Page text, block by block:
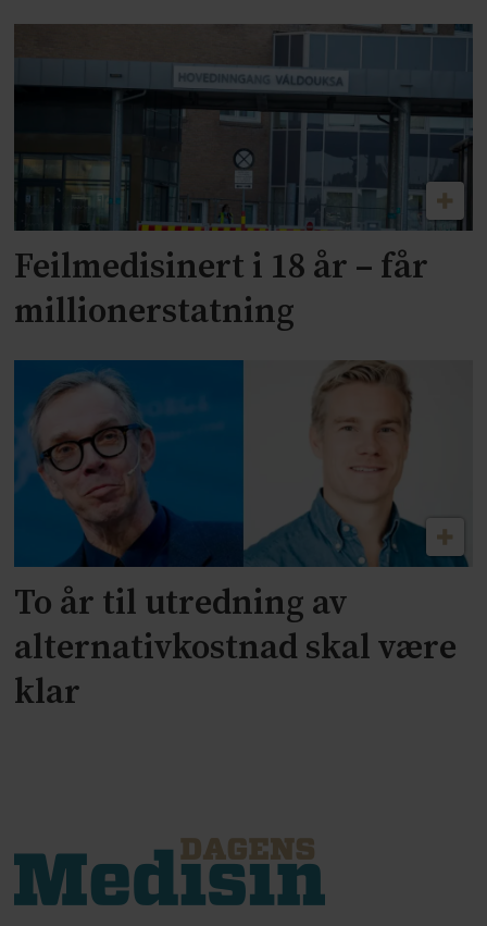
Feilmedisinert i 18 år – får
millionerstatning
To år til utredning av
alternativkostnad skal være
klar